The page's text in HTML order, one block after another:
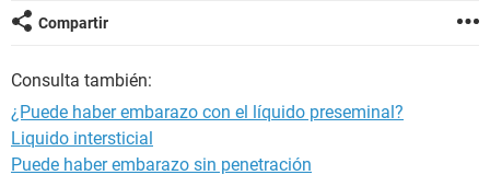
Compartir
Consulta también:
¿Puede haber embarazo con el líquido preseminal?
Liquido intersticial
Puede haber embarazo sin penetración